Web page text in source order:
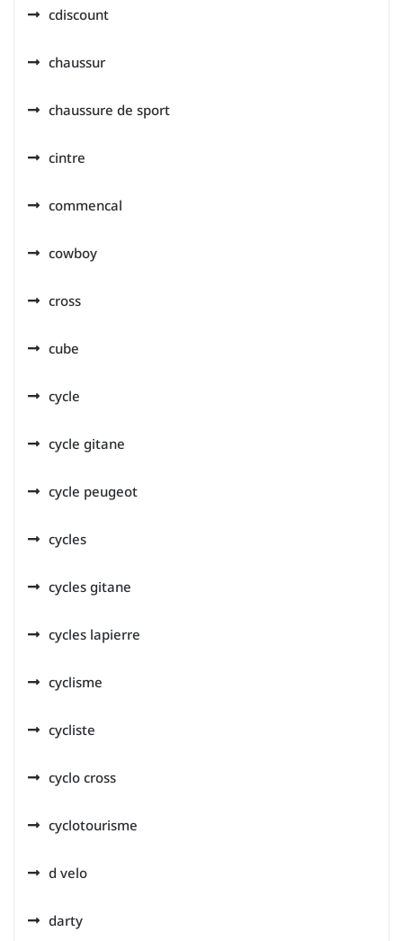
cdiscount
chaussur
chaussure de sport
cintre
commencal
cowboy
cross
cube
cycle
cycle gitane
cycle peugeot
cycles
cycles gitane
cycles lapierre
cyclisme
cycliste
cyclo cross
cyclotourisme
d velo
darty